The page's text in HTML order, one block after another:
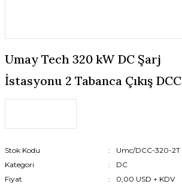
Umay Tech 320 kW DC Şarj
İstasyonu 2 Tabanca Çıkış DCC
Stok Kodu
Umc/DCC-320-2T
Kategori
DC
Fiyat
0,00 USD + KDV